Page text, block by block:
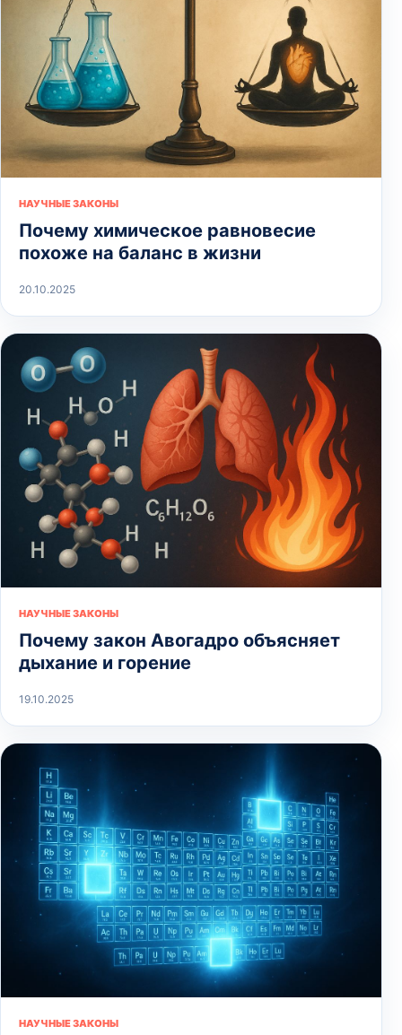
НАУЧНЫЕ ЗАКОНЫ
Почему химическое равновесие
похоже на баланс в жизни
20.10.2025
НАУЧНЫЕ ЗАКОНЫ
Почему закон Авогадро объясняет
дыхание и горение
19.10.2025
НАУЧНЫЕ ЗАКОНЫ